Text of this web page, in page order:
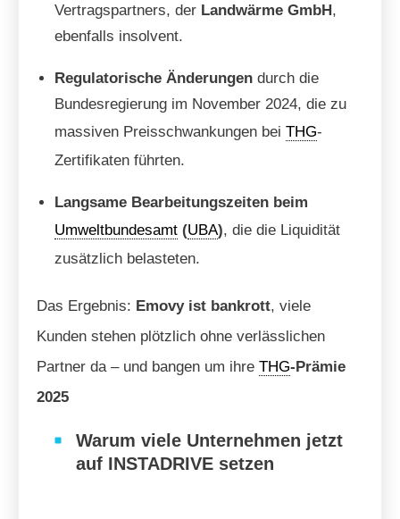
Vertragspartners, der Landwärme GmbH,
ebenfalls insolvent.
Regulatorische Änderungen durch die
Bundesregierung im November 2024, die zu
massiven Preisschwankungen bei THG-
Zertifikaten führten.
Langsame Bearbeitungszeiten beim
Umweltbundesamt (UBA), die die Liquidität
zusätzlich belasteten.
Das Ergebnis: Emovy ist bankrott, viele
Kunden stehen plötzlich ohne verlässlichen
Partner da – und bangen um ihre THG-Prämie
2025
Warum viele Unternehmen jetzt
auf INSTADRIVE setzen